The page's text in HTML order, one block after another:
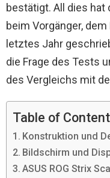
bestätigt. All dies hat
beim Vorgänger, dem
letztes Jahr
die Frage des Tests
des Vergleichs mit
Table of
Konstruktion und
Bildschirm und
ASUS ROG Strix